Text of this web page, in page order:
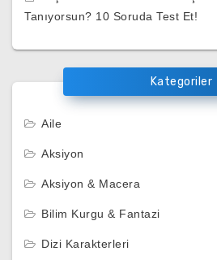
Tanıyorsun? 10 Soruda Test Et!
Kategoriler
Aile
Aksiyon
Aksiyon & Macera
Bilim Kurgu & Fantazi
Dizi Karakterleri